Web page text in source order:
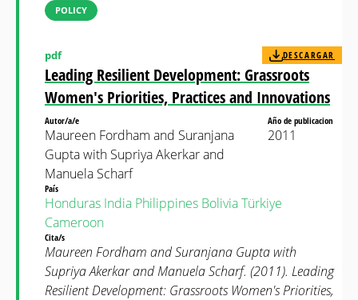
POLICY
Leading Resilient Development: Grassroots
Women's Priorities, Practices and Innovations
pdf DESCARGAR
Autor/a/e
Maureen Fordham and Suranjana
Gupta with Supriya Akerkar and
Manuela Scharf
Año de publicacion
2011
País
Honduras India Philippines BoliviaTürkiye
Cameroon
Cita/s
Maureen Fordham and Suranjana Gupta with
Supriya Akerkar and Manuela Scharf. (2011). Leading
Resilient Development: Grassroots Women's Priorities,